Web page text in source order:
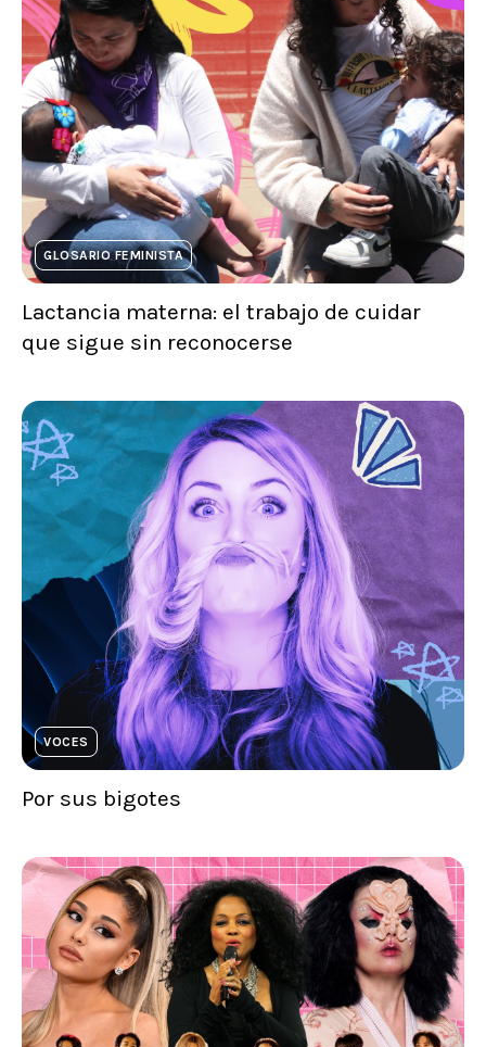
GLOSARIO FEMINISTA
Lactancia materna: el trabajo de cuidar
que sigue sin reconocerse
VOCES
Por sus bigotes